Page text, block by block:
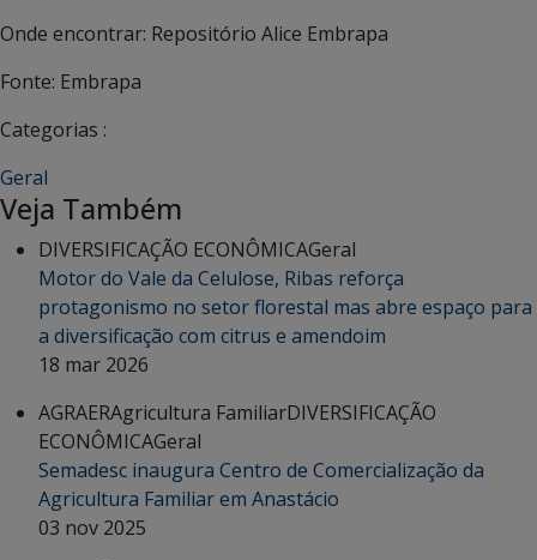
Onde encontrar: Repositório Alice Embrapa
Fonte: Embrapa
Categorias :
Geral
Veja Também
DIVERSIFICAÇÃO ECONÔMICAGeral
Motor do Vale da Celulose, Ribas reforça
protagonismo no setor florestal mas abre espaço para
a diversificação com citrus e amendoim
18 mar 2026
AGRAERAgricultura FamiliarDIVERSIFICAÇÃO
ECONÔMICAGeral
Semadesc inaugura Centro de Comercialização da
Agricultura Familiar em Anastácio
03 nov 2025